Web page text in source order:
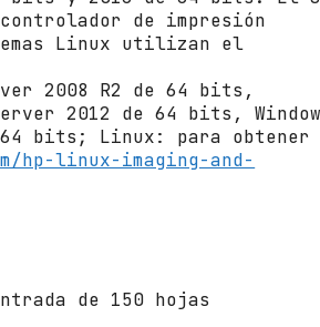
de impresión
Linux utilizan el
2008 R2 de 64 bits,
2012 de 64 bits,
64 bits; Linux: para obtener
hp-linux-imaging-and-
de 150 hojas